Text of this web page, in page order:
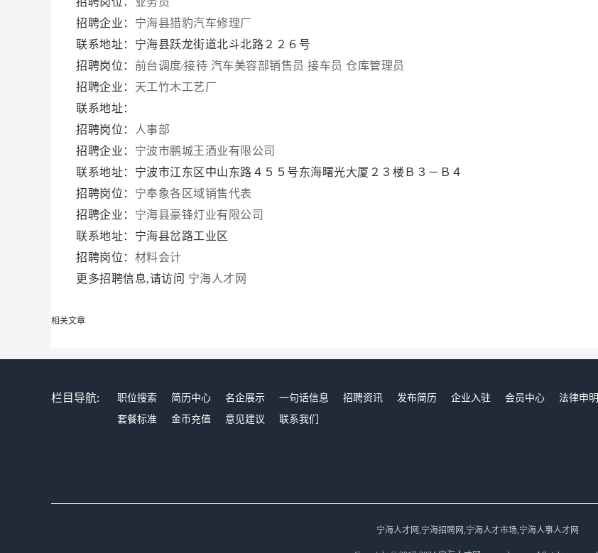
招聘企业： 宁海县猎豹汽车修理厂
联系地址：宁海县跃龙街道北斗北路２２６号
招聘岗位： 前台调度∕接待 汽车美容部销售员 接车员 仓库管理员
招聘企业： 天工竹木工艺厂
联系地址：
招聘岗位：
人事部
招聘企业： 宁波市鹏城王酒业有限公司
联系地址：宁波市江东区中山东路４５５号东海曙光大厦２３楼Ｂ３－Ｂ４
招聘岗位： 宁奉象各区域销售代表
招聘企业： 宁海县豪锋灯业有限公司
联系地址：宁海县岔路工业区
招聘岗位： 材料会计
更多招聘信息,请访问 宁海人才网
相关文章
栏目导航: 职位搜索 简历中心 名企展示 一句话信息 招聘资讯 发布简历 企业入驻 会员中心
法律申明
套餐标准
金币充值 意见建议 联系我们
宁海人才网,宁海招聘网,宁海人才市场,宁海人事人才网